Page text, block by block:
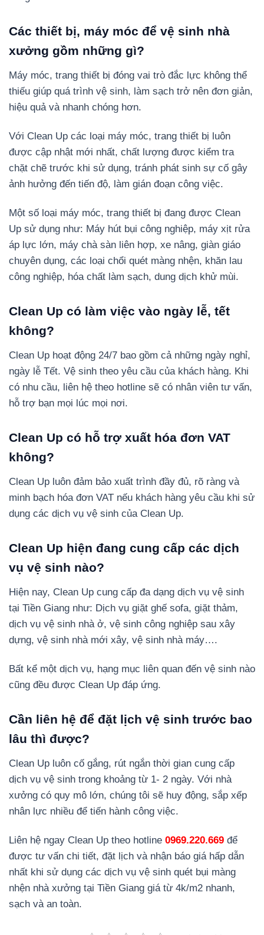
Các thiết bị, máy móc để vệ sinh nhà
xưởng gồm những gì?
Máy móc, trang thiết bị đóng vai trò đắc lực không thể
thiếu giúp quá trình vệ sinh, làm sạch trở nên đơn giản,
hiệu quả và nhanh chóng hơn.
Với Clean Up các loại máy móc, trang thiết bị luôn
được cập nhật mới nhất, chất lượng được kiểm tra
chặt chẽ trước khi sử dụng, tránh phát sinh sự cố gây
ảnh hưởng đến tiến độ, làm gián đoạn công việc.
Một số loại máy móc, trang thiết bị đang được Clean
Up sử dụng như: Máy hút bụi công nghiệp, máy xịt rửa
áp lực lớn, máy chà sàn liên hợp, xe nâng, giàn giáo
chuyên dụng, các loại chổi quét màng nhện, khăn lau
công nghiệp, hóa chất làm sạch, dung dịch khử mùi.
Clean Up có làm việc vào ngày lễ, tết
không?
Clean Up hoạt động 24/7 bao gồm cả những ngày nghỉ,
ngày lễ Tết. Vệ sinh theo yêu cầu của khách hàng. Khi
có nhu cầu, liên hệ theo hotline sẽ có nhân viên tư vấn,
hỗ trợ bạn mọi lúc mọi nơi.
Clean Up có hỗ trợ xuất hóa đơn VAT
không?
Clean Up luôn đảm bảo xuất trình đầy đủ, rõ ràng và
minh bạch hóa đơn VAT nếu khách hàng yêu cầu khi sử
dụng các dịch vụ vệ sinh của Clean Up.
Clean Up hiện đang cung cấp các dịch
vụ vệ sinh nào?
Hiện nay, Clean Up cung cấp đa dạng dịch vụ vệ sinh
tại Tiền Giang như: Dịch vụ giặt ghế sofa, giặt thảm,
dịch vụ vệ sinh nhà ở, vệ sinh công nghiệp sau xây
dựng, vệ sinh nhà mới xây, vệ sinh nhà máy….
Bất kể một dịch vụ, hạng mục liên quan đến vệ sinh nào
cũng đều được Clean Up đáp ứng.
Cần liên hệ để đặt lịch vệ sinh trước bao
lâu thì được?
Clean Up luôn cố gắng, rút ngắn thời gian cung cấp
dịch vụ vệ sinh trong khoảng từ 1- 2 ngày. Với nhà
xưởng có quy mô lớn, chúng tôi sẽ huy động, sắp xếp
nhân lực nhiều để tiến hành công việc.
Liên hệ ngay Clean Up theo hotline 0969.220.669 để
được tư vấn chi tiết, đặt lịch và nhận báo giá hấp dẫn
nhất khi sử dụng các dịch vụ vệ sinh quét bụi màng
nhện nhà xưởng tại Tiền Giang giá từ 4k/m2 nhanh,
sạch và an toàn.